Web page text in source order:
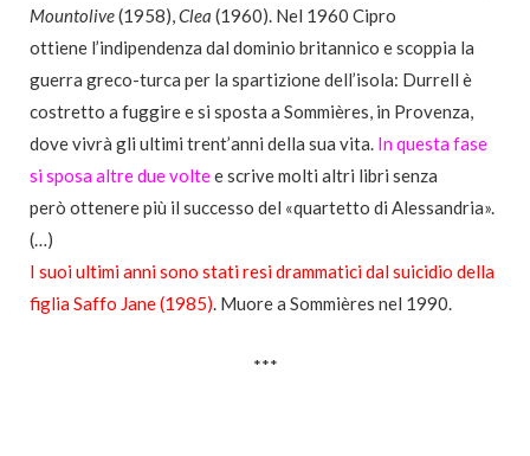
Mountolive(1958),Clea (1960). Nel 1960 Cipro
ottiene l’indipendenza dal dominio britannico e scoppia la
guerra greco-turca per la spartizione dell’isola: Durrell è
costretto a fuggire e si sposta a Sommières, in Provenza,
dove vivrà gli ultimi trent’anni della sua vita. In questa fase
si sposa altre due voltee scrive molti altri libri senza
però ottenere più il successo del «quartetto di Alessandria».
(…)
I suoi ultimi anni sono stati resi drammatici dal suicidio della
figlia Saffo Jane (1985). Muore a Sommières nel 1990.
***